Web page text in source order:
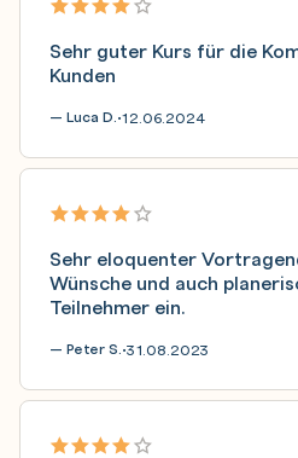
Sehr guter Kurs für die
Kunden
— Luca D.•12.06.2024
Sehr eloquenter
Wünsche und auch
Teilnehmer ein.
— Peter S.•31.08.2023